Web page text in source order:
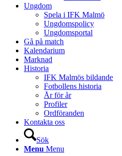
Ungdom
Spela i IFK Malmö
Ungdomspolicy
Ungdomsportal
Gå på match
Kalendarium
Marknad
Historia
IFK Malmös bildande
Fotbollens historia
År för år
Profiler
Ordföranden
Kontakta oss
Sök
Menu Menu